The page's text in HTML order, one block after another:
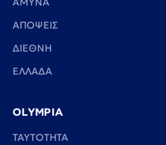
ΑΠΟΨΕΙΣ
ΔΙΕΘΝΗ
ΕΛΛΑΔΑ
OLYMPIA
TAYTOTHTA